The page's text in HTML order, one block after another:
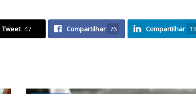
Tweet 47 Compartilhar 76 Compartilhar 13